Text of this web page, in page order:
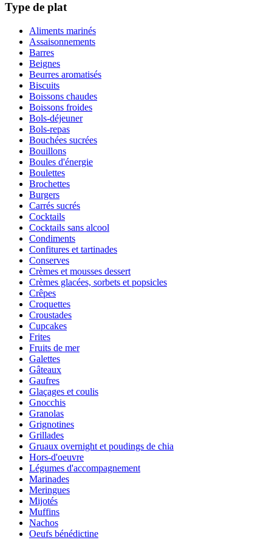
Type de plat
Aliments marinés
Assaisonnements
Barres
Beignes
Beurres aromatisés
Biscuits
Boissons chaudes
Boissons froides
Bols-déjeuner
Bols-repas
Bouchées sucrées
Bouillons
Boules d'énergie
Boulettes
Brochettes
Burgers
Carrés sucrés
Cocktails
Cocktails sans alcool
Condiments
Confitures et tartinades
Conserves
Crèmes et mousses dessert
Crèmes glacées, sorbets et popsicles
Crêpes
Croquettes
Croustades
Cupcakes
Frites
Fruits de mer
Galettes
Gâteaux
Gaufres
Glaçages et coulis
Gnocchis
Granolas
Grignotines
Grillades
Gruaux overnight et poudings de chia
Hors-d'oeuvre
Légumes d'accompagnement
Marinades
Meringues
Mijotés
Muffins
Nachos
Oeufs bénédictine